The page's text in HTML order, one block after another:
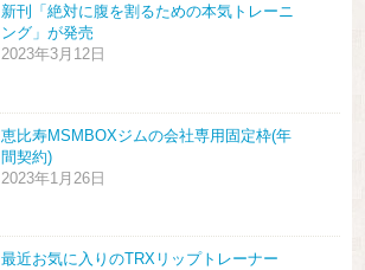
新刊「絶対に腹を割るための本気トレーニ
ング」が発売
2023年3月12日
恵比寿MSMBOXジムの会社専用固定枠(年
間契約)
2023年1月26日
最近お気に入りのTRXリップトレーナー